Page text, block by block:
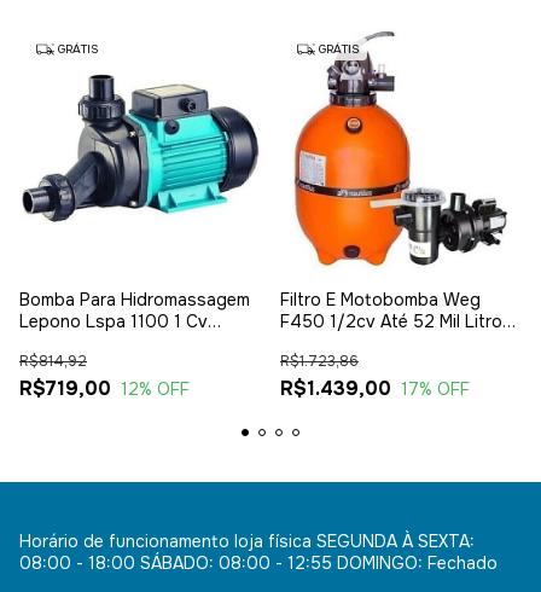
GRÁTIS
Bomba Para Hidromassagem
Lepono Lspa 1100 1 Cv
R$719,00
R$814,92
12% OFF
GRÁTIS
Filtro E Motobomba Weg
F450 1/2cv Até 52 Mil Litros
R$1.439,00
R$1.723,86
17% OFF
Horário de funcionamento loja física SEGUNDA À SEXTA:
08:00 - 18:00 SÁBADO: 08:00 - 12:55 DOMINGO: Fechado